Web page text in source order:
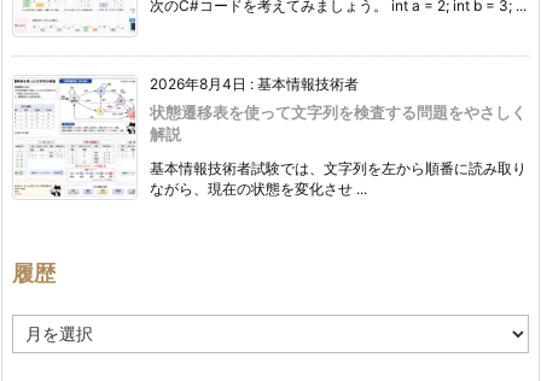
次のC#コードを考えてみましょう。 int a = 2; int b = 3; ...
2026年8月4日 : 基本情報技術者
状態遷移表を使って文字列を検査する問題をやさしく
解説
基本情報技術者試験では、文字列を左から順番に読み取り
ながら、現在の状態を変化させ ...
履歴
歴